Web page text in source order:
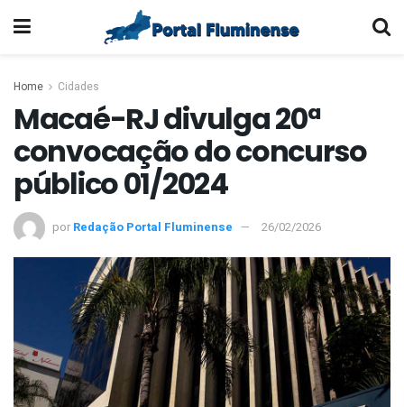
Home Cidades
Macaé-RJ divulga 20ª
convocação do concurso
público 01/2024
por Redação Portal Fluminense 26/02/2026